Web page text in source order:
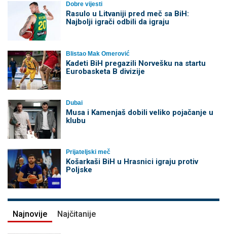
Dobre vijesti
Rasulo u Litvaniji pred meč sa BiH:
Najbolji igrači odbili da igraju
Blistao Mak Omerović
Kadeti BiH pregazili Norvešku na startu
Eurobasketa B divizije
Dubai
Musa i Kamenjaš dobili veliko pojačanje u
klubu
Prijateljski meč
Košarkaši BiH u Hrasnici igraju protiv
Poljske
Najnovije Najčitanije